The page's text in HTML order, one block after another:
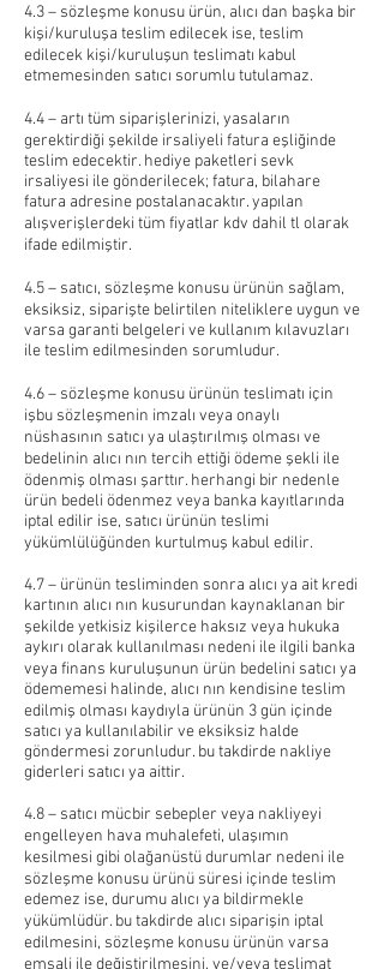
4.3 – sözleşme konusu ürün, alıcı dan başka bir
kişi/kuruluşa teslim edilecek ise, teslim
edilecek kişi/kuruluşun teslimatı kabul
etmemesinden satıcı sorumlu tutulamaz.
4.4 – artı tüm siparişlerinizi, yasaların
gerektirdiği şekilde irsaliyeli fatura eşliğinde
teslim edecektir. hediye paketleri sevk
irsaliyesi ile gönderilecek; fatura, bilahare
fatura adresine postalanacaktır. yapılan
alışverişlerdeki tüm fiyatlar kdv dahil tl olarak
ifade edilmiştir.
4.5 – satıcı, sözleşme konusu ürünün sağlam,
eksiksiz, siparişte belirtilen niteliklere uygun ve
varsa garanti belgeleri ve kullanım kılavuzları
ile teslim edilmesinden sorumludur.
4.6 – sözleşme konusu ürünün teslimatı için
işbu sözleşmenin imzalı veya onaylı
nüshasının satıcı ya ulaştırılmış olması ve
bedelinin alıcı nın tercih ettiği ödeme şekli ile
ödenmiş olması şarttır. herhangi bir nedenle
ürün bedeli ödenmez veya banka kayıtlarında
iptal edilir ise, satıcı ürünün teslimi
yükümlülüğünden kurtulmuş kabul edilir.
4.7 – ürünün tesliminden sonra alıcı ya ait kredi
kartının alıcı nın kusurundan kaynaklanan bir
şekilde yetkisiz kişilerce haksız veya hukuka
aykırı olarak kullanılması nedeni ile ilgili banka
veya finans kuruluşunun ürün bedelini satıcı ya
ödememesi halinde, alıcı nın kendisine teslim
edilmiş olması kaydıyla ürünün 3 gün içinde
satıcı ya kullanılabilir ve eksiksiz halde
göndermesi zorunludur. bu takdirde nakliye
giderleri satıcı ya aittir.
4.8 – satıcı mücbir sebepler veya nakliyeyi
engelleyen hava muhalefeti, ulaşımın
kesilmesi gibi olağanüstü durumlar nedeni ile
sözleşme konusu ürünü süresi içinde teslim
edemez ise, durumu alıcı ya bildirmekle
yükümlüdür. bu takdirde alıcı siparişin iptal
edilmesini, sözleşme konusu ürünün varsa
emsali ile değiştirilmesini, ve/veya teslimat